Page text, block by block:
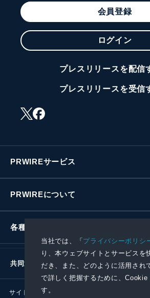
当社では、「プライバシーポリシ
り、本ウェブサイトとサービスを
だき、また、どのように活用され
で詳しく把握するために、Cookie
す。
会員登録
ログイン
プレスリリースを配信
プレスリリースを受信
PRWIREサービス
PRWIREについて
各種お問い合わせ
共同通信社グループ
サイトポリシー